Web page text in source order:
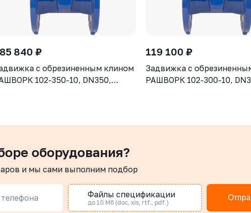
840 ₽
с обрезиненным клином
102-350-10, DN350,
119 100 ₽
Задвижка с
РАШВОРК 102-300-10,
оборудования?
и мы сами выполним подбор
Файлы спецификации
до 10 Мб (doc, xis, rtf., pdf.)